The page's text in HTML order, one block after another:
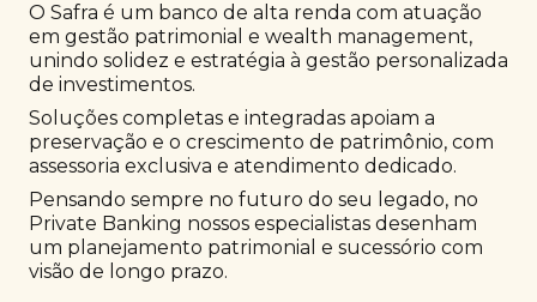
O Safra é um banco de alta renda com atuação
em gestão patrimonial e wealth management,
unindo solidez e estratégia à gestão personalizada
de investimentos.
Soluções completas e integradas apoiam a
preservação e o crescimento de patrimônio, com
assessoria exclusiva e atendimento dedicado.
Pensando sempre no futuro do seu legado, no
Private Banking nossos especialistas desenham
um planejamento patrimonial e sucessório com
visão de longo prazo.